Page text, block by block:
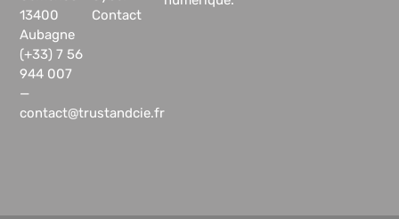
Contact
13400
Aubagne
(+33) 7 56
944 007
—
contact@trustandcie.fr